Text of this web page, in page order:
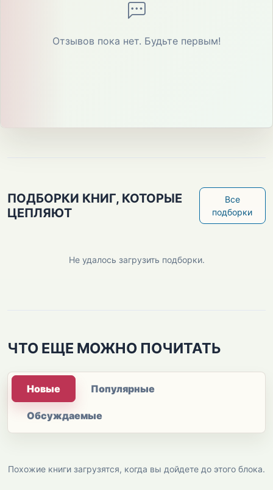
Отзывов пока нет. Будьте первым!
ПОДБОРКИ КНИГ, КОТОРЫЕ
ЦЕПЛЯЮТ
Все
подборки
Не удалось загрузить подборки.
ЧТО ЕЩЕ МОЖНО ПОЧИТАТЬ
Новые Популярные
Обсуждаемые
Похожие книги загрузятся, когда вы дойдете до этого блока.